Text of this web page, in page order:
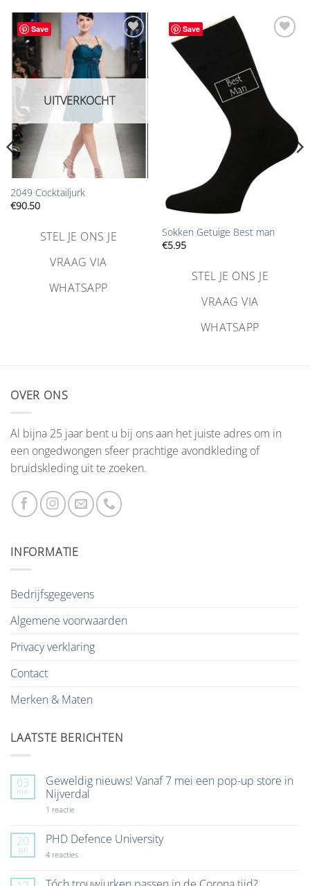
Save
Aan
verlanglijst
toevoegen
UITVERKOCHT
2049 Cocktailjurk
€90.50
STEL JE ONS JE
VRAAG VIA
WHATSAPP
Save
verlanglijst
toevoegen
Sokken Getuige Best man
€5.95
STEL JE ONS JE
VRAAG VIA
WHATSAPP
OVER ONS
Al bijna 25 jaar bent u bij ons aan het juiste adres om in
een ongedwongen sfeer prachtige avondkleding of
bruidskleding uit te zoeken.
INFORMATIE
Bedrijfsgegevens
Algemene voorwaarden
Privacy verklaring
Contact
Merken & Maten
LAATSTE BERICHTEN
03
mei
Geweldig nieuws! Vanaf 7 mei een pop-up store in
Nijverdal
1 reactieop
Vanaf
7
mei
up
20
jan
PHD Defence University
4 reactiesop
University